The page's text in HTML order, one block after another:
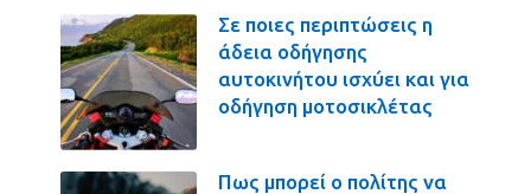
Σε ποιες περιπτώσεις η
άδεια οδήγησης
αυτοκινήτου ισχύει και για
οδήγηση μοτοσικλέτας
Πως μπορεί ο πολίτης να